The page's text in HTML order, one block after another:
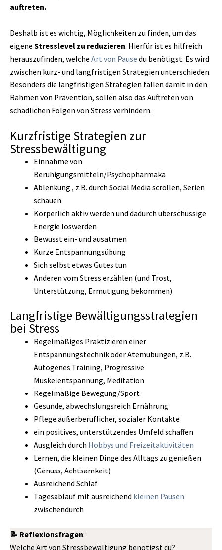
auftreten.
Deshalb ist es wichtig, Möglichkeiten zu finden, um das
eigene Stresslevel zu reduzieren. Hierfür ist es hilfreich
herauszufinden, welche Art von Pause du benötigst. Es wird
zwischen kurz- und langfristigen Strategien unterschieden.
Besonders die langfristigen Strategien fallen damit in den
Rahmen von Prävention, sollen also das Auftreten von
schädlichen Folgen von Stress verhindern.
Kurzfristige Strategien zur
Stressbewältigung
Einnahme von
Beruhigungsmitteln/Psychopharmaka
Ablenkung , z.B. durch Social Media scrollen, Serien
schauen
Körperlich aktiv werden und dadurch überschüssige
Energie loswerden
Bewusst ein- und ausatmen
Kurze Entspannungsübung
Sich selbst etwas Gutes tun
Anderen vom Stress erzählen (und Trost,
Unterstützung, Ermutigung bekommen)
Langfristige Bewältigungsstrategien
bei Stress
Regelmäßiges Praktizieren einer
Entspannungstechnik oder Atemübungen, z.B.
Autogenes Training, Progressive
Muskelentspannung, Meditation
Regelmäßige Bewegung/Sport
Gesunde, abwechslungsreich Ernährung
Pflege außerberuflicher, sozialer Kontakte
ein positives, unterstützendes Umfeld schaffen
Ausgleich durch Hobbys und Freizeitaktivitäten
Lernen, die kleinen Dinge des Alltags zu genießen
(Genuss, Achtsamkeit)
Ausreichend Schlaf
Tagesablauf mit ausreichend kleinen Pausen
zwischendurch
📝 Reflexionsfragen:
Welche Art von Stressbewältigung benötigst du?